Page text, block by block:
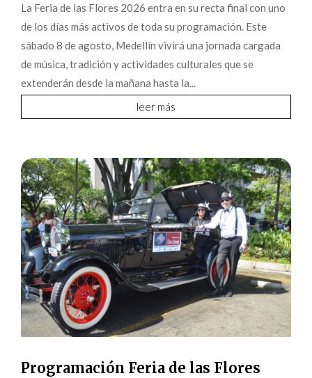
La Feria de las Flores 2026 entra en su recta final con uno
de los días más activos de toda su programación. Este
sábado 8 de agosto, Medellín vivirá una jornada cargada
de música, tradición y actividades culturales que se
extenderán desde la mañana hasta la...
leer más
Programación Feria de las Flores